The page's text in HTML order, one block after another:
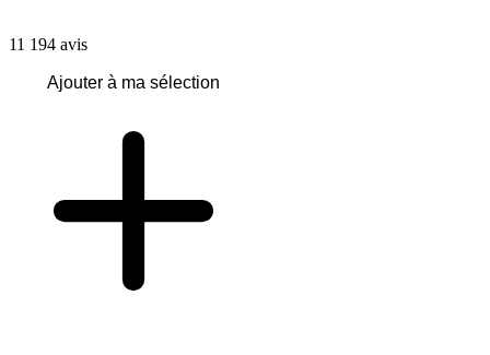
11 194 avis
Ajouter à ma sélection